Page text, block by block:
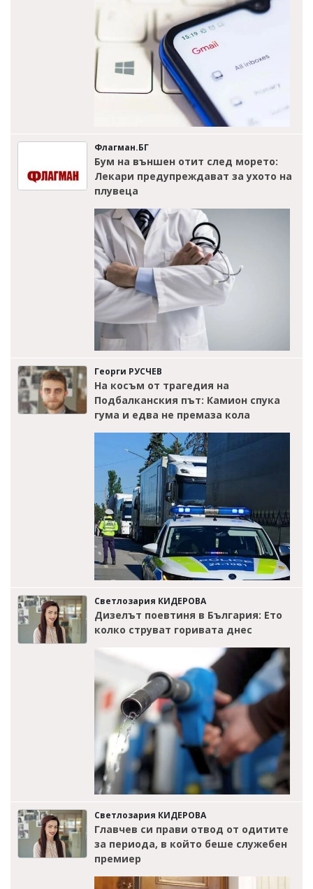
Флагман.БГ
Бум на външен отит след морето:
Лекари предупреждават за ухото на
плувеца
Георги РУСЧЕВ
На косъм от трагедия на
Подбалканския път: Камион спука
гума и едва не премаза кола
Светлозария КИДЕРОВА
Дизелът поевтиня в България: Ето
колко струват горивата днес
Светлозария КИДЕРОВА
Главчев си прави отвод от одитите
за периода, в който беше служебен
премиер